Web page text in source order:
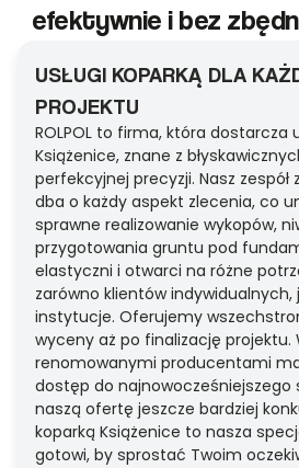
efektywnie i bez
USŁUGI KOPARKĄ DLA
PROJEKTU
ROLPOL to firma, która dostarcza
Książenice, znane z
perfekcyjnej precyzji. Nasz
dba o każdy aspekt zlecenia, co
sprawne realizowanie wykopów,
przygotowania gruntu pod
elastyczni i otwarci na różne
zarówno klientów indywidualnych,
instytucje. Oferujemy
wyceny aż po finalizację projektu.
renomowanymi producentami
dostęp do najnowocześniejszego
naszą ofertę jeszcze bardziej
koparką Książenice to nasza
gotowi, by sprostać Twoim